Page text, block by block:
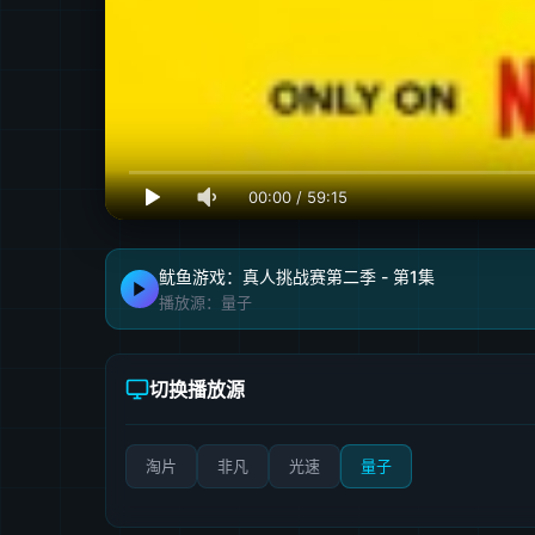
00:00/59:15
鱿鱼游戏：真人挑战赛第二季 - 第1集
播放源：量子
切换播放源
淘片 非凡 光速 量子